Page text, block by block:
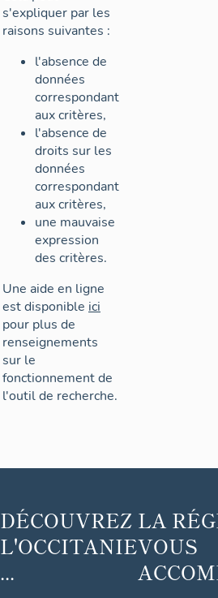
s'expliquer par les
raisons suivantes :
l'absence de
données
correspondant
aux critères,
l'absence de
droits sur les
données
correspondant
aux critères,
une mauvaise
expression
des critères.
Une aide en ligne
est disponible ici
pour plus de
renseignements
sur le
fonctionnement de
l'outil de recherche.
DÉCOUVREZ
L'OCCITANIE
...
LA
VOUS